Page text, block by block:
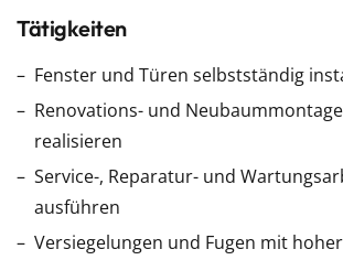
Tätigkeiten
Fenster und Türen selbstständig
Renovations- und
realisieren
Service-, Reparatur- und
ausführen
Versiegelungen und Fugen mit